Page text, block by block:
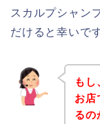
スカルプシャン
だけると幸いです
も
お店
るの